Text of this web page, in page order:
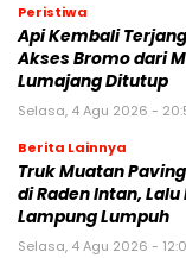
Peristiwa
Api Kembali
Akses Bromo dari
Lumajang Ditutup
Selasa, 4 Agu 2026 -
Berita Lainnya
Truk Muatan
di Raden Intan,
Lampung Lumpuh
Selasa, 4 Agu 2026 -